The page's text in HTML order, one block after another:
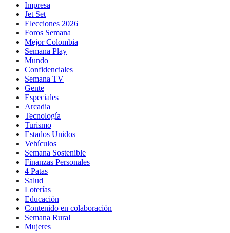
Impresa
Jet Set
Elecciones 2026
Foros Semana
Mejor Colombia
Semana Play
Mundo
Confidenciales
Semana TV
Gente
Especiales
Arcadia
Tecnología
Turismo
Estados Unidos
Vehículos
Semana Sostenible
Finanzas Personales
4 Patas
Salud
Loterías
Educación
Contenido en colaboración
Semana Rural
Mujeres